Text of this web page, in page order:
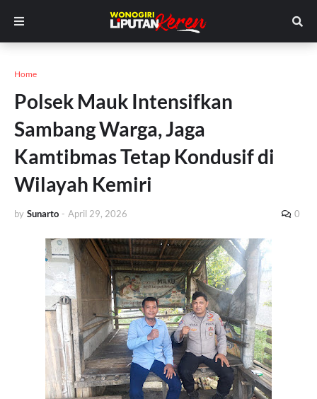
Home
Polsek Mauk Intensifkan
Sambang Warga, Jaga
Kamtibmas Tetap Kondusif di
Wilayah Kemiri
by Sunarto - April 29, 2026 0